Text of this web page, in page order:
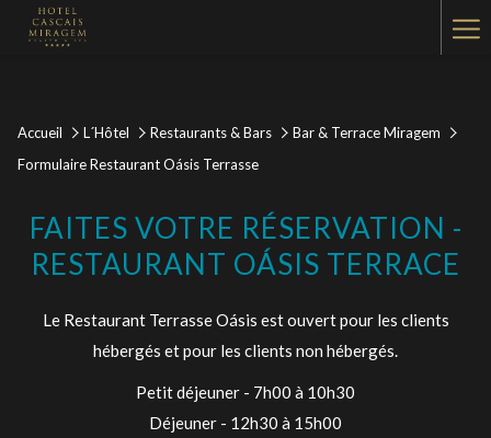
Accueil L´Hôtel Restaurants & Bars
Bar & Terrace Miragem
Formulaire Restaurant Oásis Terrasse
FAITES VOTRE RÉSERVATION -
RESTAURANT OÁSIS TERRACE
Le Restaurant Terrasse Oásis est ouvert pour les clients
hébergés et pour les clients non hébergés.
Petit déjeuner - 7h00 à 10h30
Déjeuner - 12h30 à 15h00